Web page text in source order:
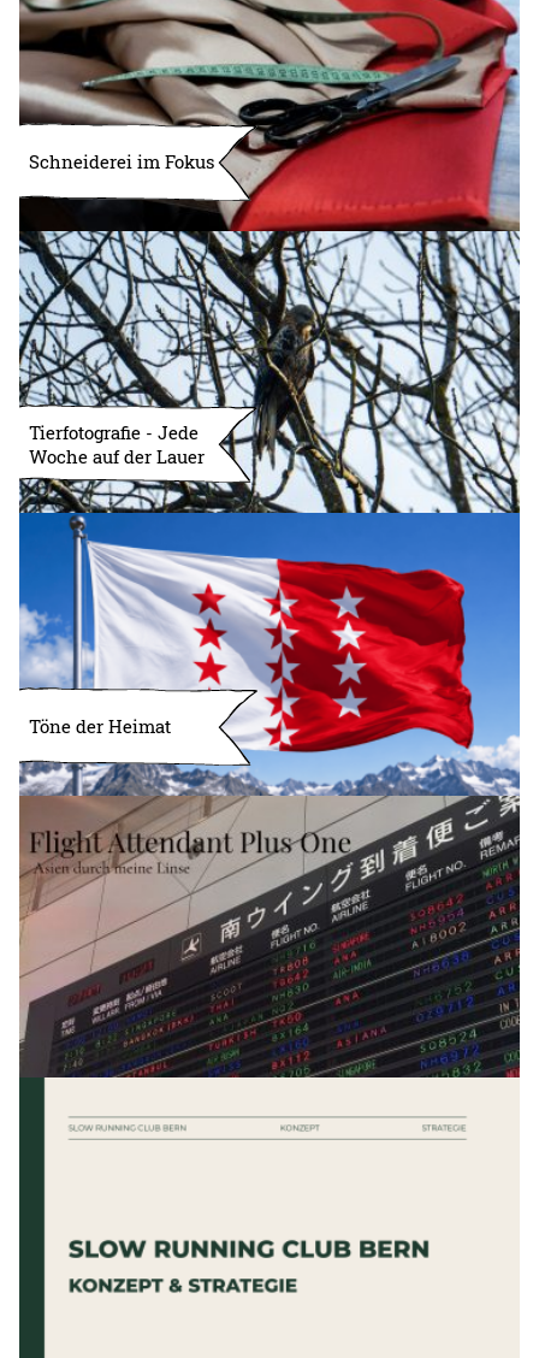
Schneiderei im Fokus
Tierfotografie - Jede
Woche auf der Lauer
Töne der Heimat